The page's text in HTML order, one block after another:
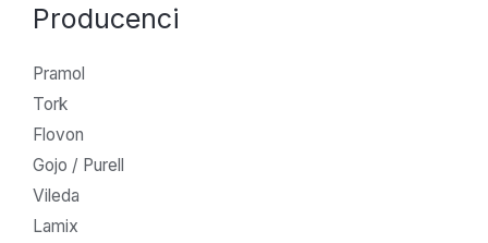
Producenci
Pramol
Tork
Flovon
Gojo / Purell
Vileda
Lamix